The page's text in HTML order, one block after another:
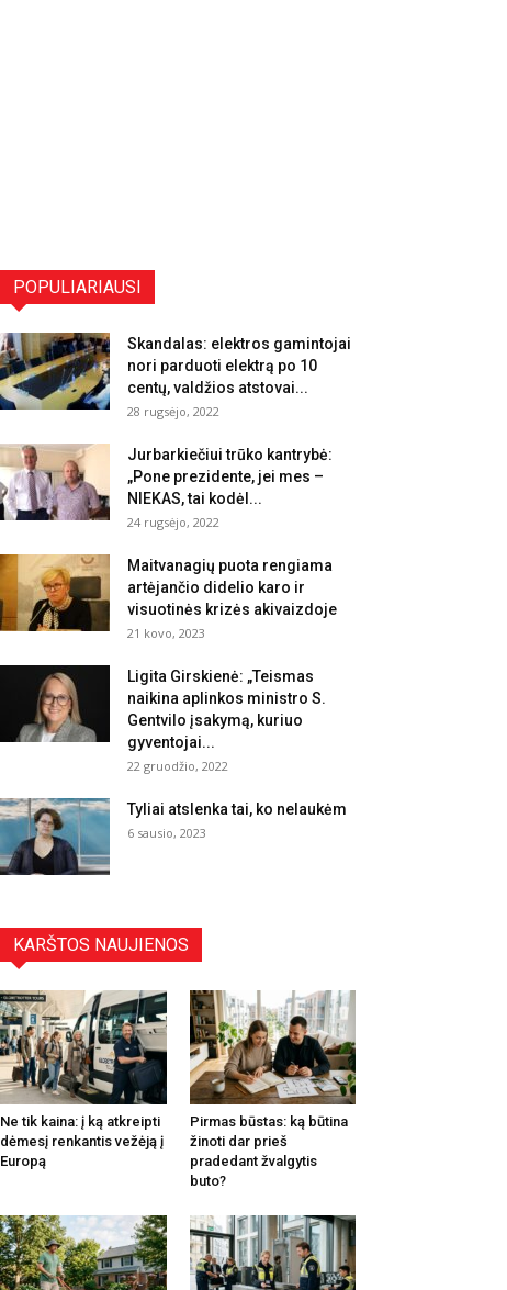
POPULIARIAUSI
Skandalas: elektros gamintojai
nori parduoti elektrą po 10
centų, valdžios atstovai...
28 rugsėjo, 2022
Jurbarkiečiui trūko kantrybė:
„Pone prezidente, jei mes –
NIEKAS, tai kodėl...
24 rugsėjo, 2022
Maitvanagių puota rengiama
artėjančio didelio karo ir
visuotinės krizės akivaizdoje
21 kovo, 2023
Ligita Girskienė: „Teismas
naikina aplinkos ministro S.
Gentvilo įsakymą, kuriuo
gyventojai...
22 gruodžio, 2022
Tyliai atslenka tai, ko nelaukėm
6 sausio, 2023
KARŠTOS NAUJIENOS
Ne tik kaina: į ką atkreipti
dėmesį renkantis vežėją į
Europą
Pirmas būstas: ką būtina
žinoti dar prieš
pradedant žvalgytis
buto?